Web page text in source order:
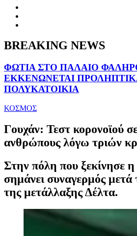
BREAKING NEWS
ΦΩΤΙΑ ΣΤΟ ΠΑΛΑΙΟ
ΕΚΚΕΝΩΝΕΤΑΙ
ΠΟΛΥΚΑΤΟΙΚΙΑ
ΚΟΣΜΟΣ
Γουχάν: Τεστ κορονοϊού
ανθρώπους λόγω τριών
Στην πόλη που ξεκίνησε η
σημάνει συναγερμός μετά
της μετάλλαξης Δέλτα.